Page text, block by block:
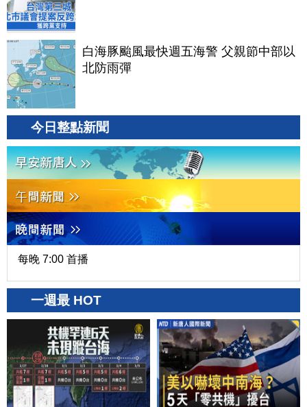
白海豚颱風最快週五海警 父親節中部以
北防雨彈
今日整點新聞
每晚 7:00 首播
一週最 HOT